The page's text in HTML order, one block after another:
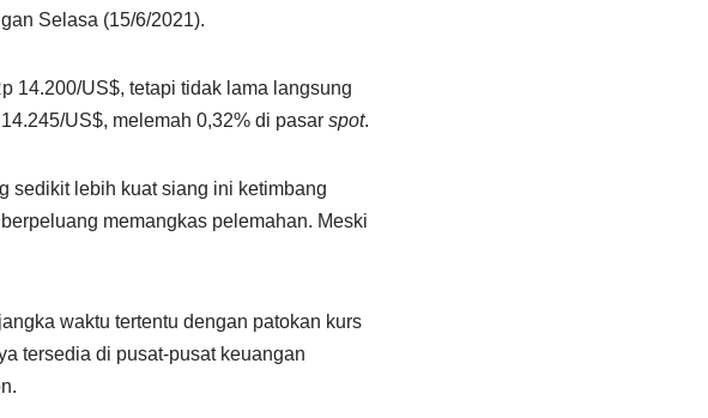
Selasa (15/6/2021).
14.200/US$, tetapi tidak lama langsung
US$, melemah 0,32% di pasar spot.
sedikit lebih kuat siang ini ketimbang
memangkas pelemahan. Meski
waktu tertentu dengan patokan kurs
tersedia di pusat-pusat keuangan